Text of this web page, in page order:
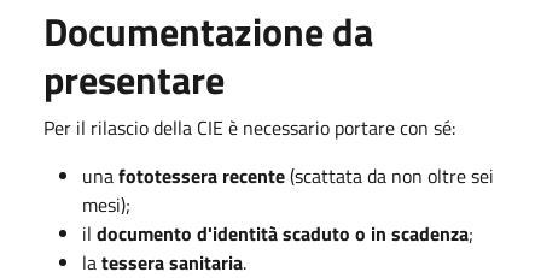
Documentazione da
presentare
Per il rilascio della CIE è necessario portare con sé:
unafototessera recente(scattata da non oltre sei
mesi);
il documento d'identità scaduto o in scadenza;
latessera sanitaria.